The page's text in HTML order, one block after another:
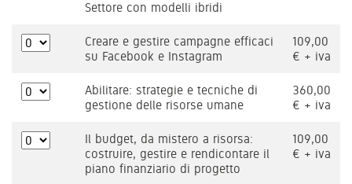
Settore con modelli ibridi
Creare e gestire campagne efficaci
su Facebook e Instagram
109,00
€ + iva
Abilitare: strategie e tecniche di
gestione delle risorse umane
360,00
€ + iva
Il budget, da mistero a risorsa:
costruire, gestire e rendicontare il
piano finanziario di progetto
109,00
€ + iva